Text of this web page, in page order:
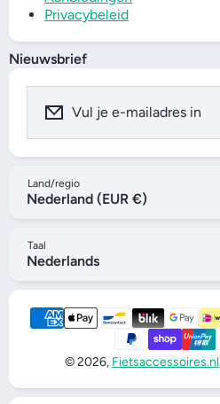
Privacybeleid
Nieuwsbrief
Vul je e-mailadres in
Land/regio
Nederland (EUR €)
Taal
Nederlands
Betaalmethode
© 2026, Fietsaccessoires.nl